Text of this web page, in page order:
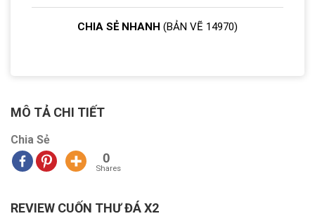
CHIA SẺ NHANH (BẢN VẼ 14970)
MÔ TẢ CHI TIẾT
Chia Sẻ
0
Shares
REVIEW CUỐN THƯ ĐÁ X2